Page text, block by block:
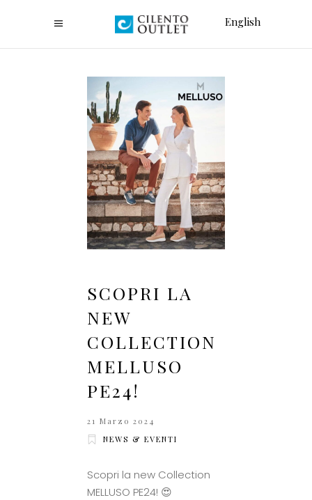
English
SCOPRI LA
NEW
COLLECTION
MELLUSO
PE24!
21 Marzo 2024
NEWS & EVENTI
Scopri la new Collection
MELLUSO PE24! 😍